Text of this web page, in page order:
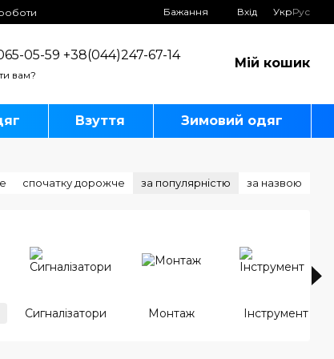
Бажання Вхід УкрРус
05-59 +38(044)247-67-14
вам?
Мій кошик
Взуття Зимовий одяг
спочатку дорожче за популярністю за назвою
Сигналізатори Монтаж Інструмент